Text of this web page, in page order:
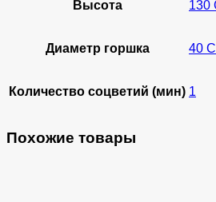
Высота 130
Диаметр горшка 40
Количество соцветий (мин) 1
Похожие товары